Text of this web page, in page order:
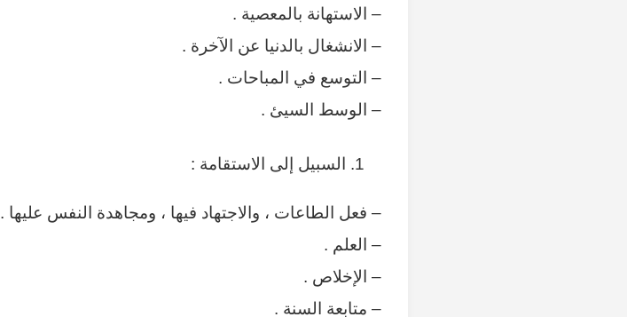
– الاستهانة بالمعصية .
– الانشغال بالدنيا عن الآخرة .
– التوسع في المباحات .
– الوسط السيئ .
السبيل إلى الاستقامة :
– فعل الطاعات ، والاجتهاد فيها ، ومجاهدة النفس عليها .
– العلم .
– الإخلاص .
– متابعة السنة .